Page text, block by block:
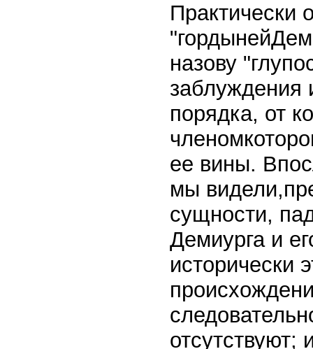
Практически
назову
заблуждения
порядка, от
ее вины.
мы
сущности,
Демиурга и
исторически
отсутствуют;